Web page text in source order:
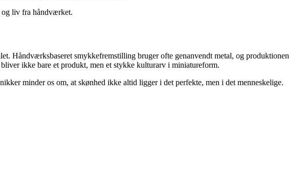
og liv fra håndværket.
Håndværksbaseret smykkefremstilling bruger ofte genanvendt metal, og produktionen
ikke bare et produkt, men et stykke kulturarv i miniatureform.
minder os om, at skønhed ikke altid ligger i det perfekte, men i det menneskelige.